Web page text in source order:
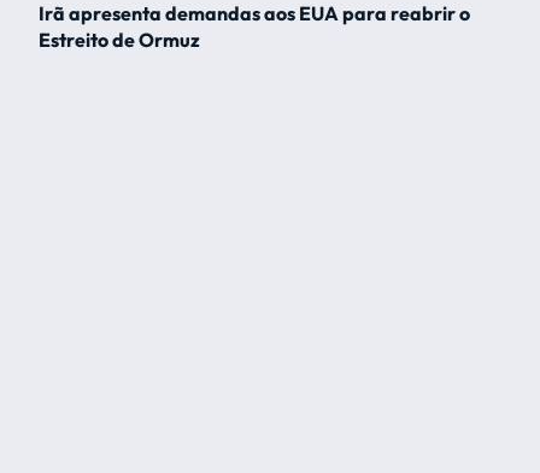
Irã apresenta demandas aos EUA para reabrir o
Estreito de Ormuz